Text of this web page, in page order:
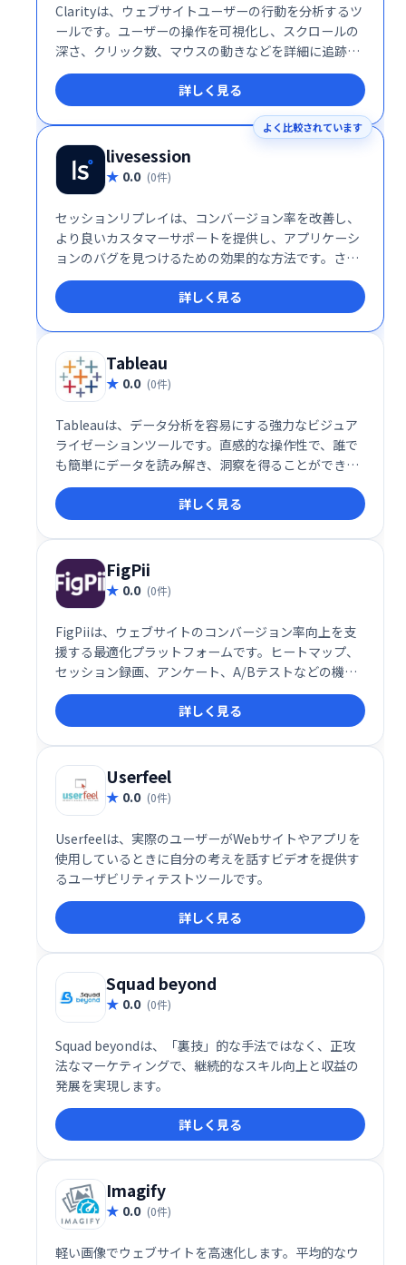
Clarityは、ウェブサイトユーザーの行動を分析するツ
ールです。ユーザーの操作を可視化し、スクロールの
深さ、クリック数、マウスの動きなどを詳細に追跡し
ます。これにより、ユーザーエクスペリエンスの課題
を特定し、ウェブサイトの改善に役立ちます。直感的
なインターフェースで、簡単に分析結果を確認できま
す。ウェブサイトの改善でお悩みの企業様は、Clarity
でユーザー行動を理解し、効果的な改善策を講じまし
ょう。
詳しく見る
よく比較されています
livesession
0.0 (0件)
セッションリプレイは、コンバージョン率を改善し、
より良いカスタマーサポートを提供し、アプリケーシ
ョンのバグを見つけるための効果的な方法です。さら
に、LiveSessionには高度なフィルタリング機能が付
属しており、カスタムセグメントを作成できます。こ
れらの機能は、ユーザーの行動についてより多くの洞
察を得るのに役立ちます。
詳しく見る
Tableau
0.0 (0件)
Tableauは、データ分析を容易にする強力なビジュア
ライゼーションツールです。直感的な操作性で、誰で
も簡単にデータを読み解き、洞察を得ることができま
す。複雑なデータも分かりやすく表現し、よりデータ
ドリブンな意思決定を支援します。ビジネスの成長を
加速させる強力な武器として、Tableauをご活用くだ
さい。
詳しく見る
FigPii
0.0 (0件)
FigPiiは、ウェブサイトのコンバージョン率向上を支
援する最適化プラットフォームです。ヒートマップ、
セッション録画、アンケート、A/Bテストなどの機能
で、サイトの問題点を特定し、効果的な改善策を検証
できます。コンバージョンの増加を実現し、ビジネス
成長を促進します。
詳しく見る
Userfeel
0.0 (0件)
Userfeelは、実際のユーザーがWebサイトやアプリを
使用しているときに自分の考えを話すビデオを提供す
るユーザビリティテストツールです。
詳しく見る
Squad beyond
0.0 (0件)
Squad beyondは、「裏技」的な手法ではなく、正攻
法なマーケティングで、継続的なスキル向上と収益の
発展を実現します。
詳しく見る
Imagify
0.0 (0件)
軽い画像でウェブサイトを高速化します。平均的なウ